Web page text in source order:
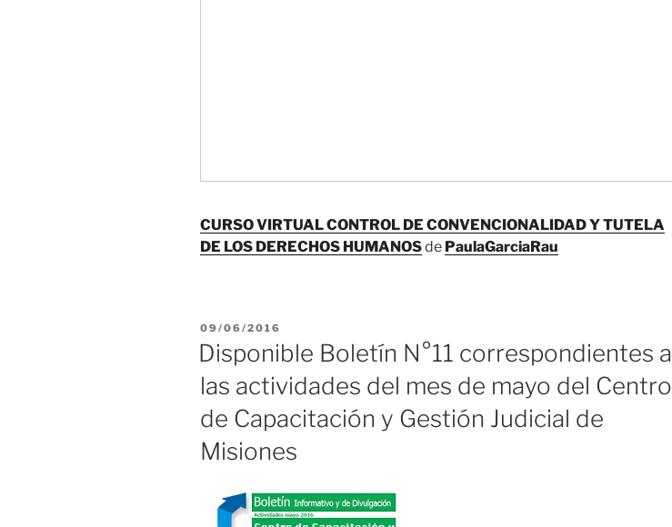
CURSO VIRTUAL CONTROL DE CONVENCIONALIDAD Y TUTELA
DE LOS DERECHOS HUMANOSde PaulaGarciaRau
PUBLICADO
EL
09/06/2016
Disponible Boletín N°11 correspondientes a
las actividades del mes de mayo del Centro
de Capacitación y Gestión Judicial de
Misiones